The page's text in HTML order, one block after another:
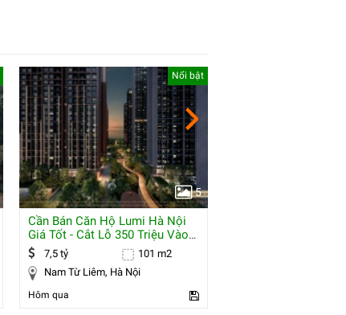
5
Nổi bật
Cần Bán Căn Hộ Lumi Hà Nội
Giá Tốt - Cắt Lỗ 350 Triệu Vào
Hđmb Tại
7,5 tỷ
101 m2
Nam Từ Liêm, Hà Nội
Hôm qua